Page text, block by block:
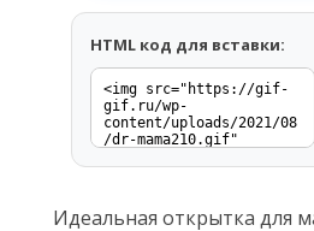
HTML код для вставки:
Идеальная открытка для